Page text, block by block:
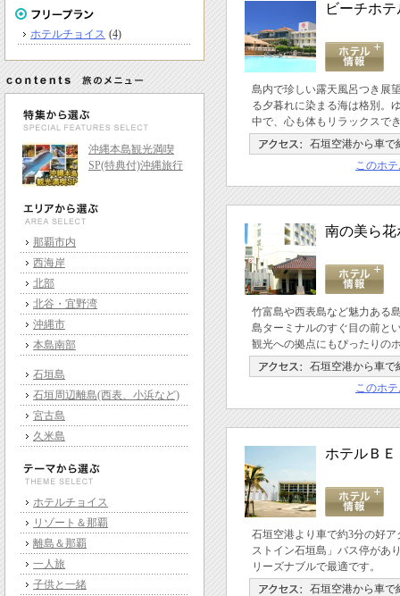
ビーチホ
島内で珍しい露天風呂つき展
る夕暮れに染まる海は格別。
中で、心も体もリラックスで
石垣空港から車で
このホ
南の美ら
竹富島や西表島など魅力ある
島ターミナルのすぐ目の前と
観光への拠点にもぴったりの
石垣空港から車で
このホ
ホテルＢ
石垣空港より車で約3分の好
ストイン石垣島」バス停があ
リーズナブルで最適です。
石垣空港から車で
ホテルチョイス (4)
沖縄本島観光満喫
SP(特典付)沖縄旅行
那覇市内
西海岸
北部
北谷・宜野湾
沖縄市
本島南部
石垣島
石垣周辺離島(西表、小浜など)
宮古島
久米島
ホテルチョイス
リゾート＆那覇
離島＆那覇
一人旅
子供と一緒